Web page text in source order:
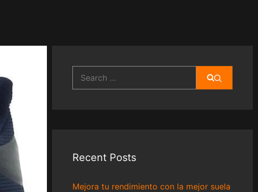
for:
Recent Posts
Mejora tu rendimiento con la mejor suela